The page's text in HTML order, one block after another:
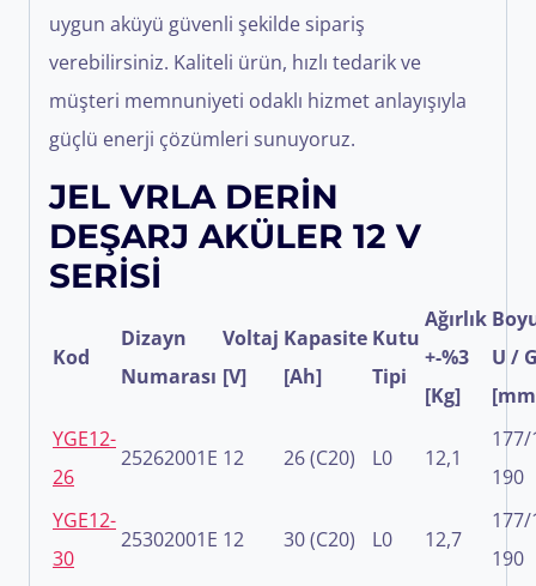
uygun aküyü güvenli şekilde sipariş
verebilirsiniz. Kaliteli ürün, hızlı tedarik ve
müşteri memnuniyeti odaklı hizmet anlayışıyla
güçlü enerji çözümleri sunuyoruz.
JEL VRLA DERİN
DEŞARJ AKÜLER 12 V
SERİSİ
Kod
Dizayn
Numarası
Voltaj
[V]
Kapasite
[Ah]
Kutu
Tipi
Ağırlık
+-%3
[Kg]
U /
YGE12-
26
25262001E 12 26 (C20) L0 12,1
190
YGE12-
30
25302001E 12 30 (C20) L0 12,7
190